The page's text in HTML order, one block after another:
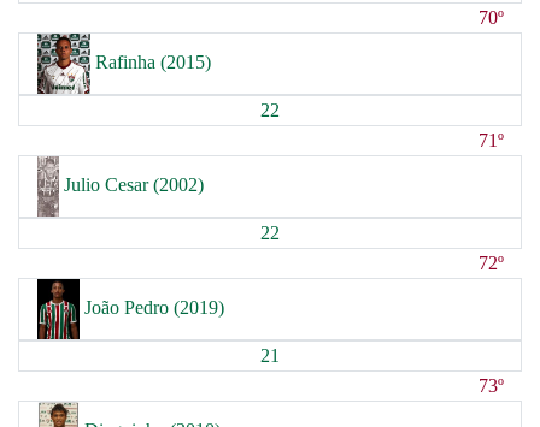
70º
Rafinha (2015)
22
71º
Julio Cesar (2002)
22
72º
João Pedro (2019)
21
73º